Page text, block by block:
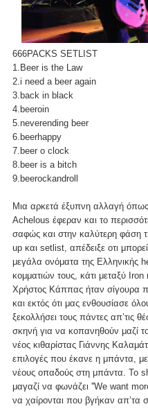
666PACKS SETLIST
1.Beer is the Law
2.i need a beer again
3.back in black
4.beeroin
5.neverending beer
6.beerhappy
7.beer o clock
8.beer is a bitch
9.beerockandroll
Μια αρκετά έξυπνη αλλαγή όπως
Achelous έφεραν και το
σαφώς και στην καλύτερη φάση
up και setlist, απέδειξε οτι
μεγάλα ονόματα της Ελληνικής
κομματιών τους, κάτι μεταξύ
Χρήστος Κάππας ήταν σίγουρα
και εκτός ότι μας ενθουσίασε
ξεκολλήσει τους πάντες απ’τις
σκηνή για να κοπανηθούν μαζί
νέος κιθαρίστας Γιάννης
επιλογές που έκανε η μπάντα,
νέους οπαδούς στη μπάντα. Το
μαγαζί να φωνάζει ''We want
να χαίρονται που βγήκαν απ’τα